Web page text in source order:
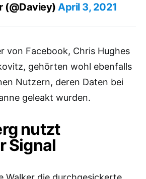
(@Daviey) April 3, 2021
von Facebook, Chris Hughes
gehörten wohl ebenfalls
Nutzern, deren Daten bei
geleakt wurden.
nutzt
Signal